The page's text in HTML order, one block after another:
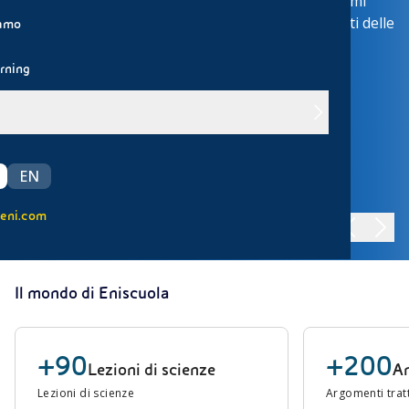
EN
eni.com
trasformano le notti delle
più
Il mondo di Eniscuola
+90Lezioni di scienze
Lezioni di scienze
+200
Argomenti